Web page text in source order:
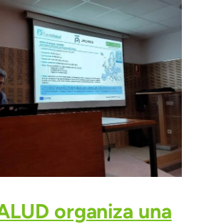
organiza una